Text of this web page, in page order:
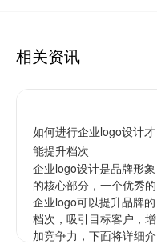
相关资讯
如何进行企业logo设计才
能提升档次
企业logo设计是品牌形象
的核心部分，一个优秀的
企业logo可以提升品牌的
档次，吸引目标客户，增
加竞争力，下面将详细介